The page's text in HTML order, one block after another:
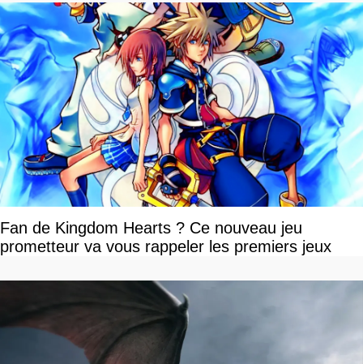
Fan de Kingdom Hearts ? Ce nouveau jeu
prometteur va vous rappeler les premiers jeux